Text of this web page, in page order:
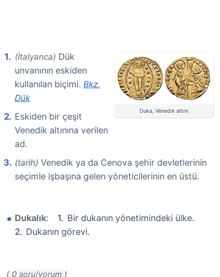
Duka, Venedik altını
(İtalyanca) Dük
unvanının eskiden
kullanılan biçimi. Bkz.
Dük
Eskiden bir çeşit
Venedik altınına verilen
ad.
(tarih) Venedik ya da Cenova şehir devletlerinin
seçimle işbaşına gelen yöneticilerinin en üstü.
Dukalık:
Bir dukanın yönetimindeki ülke.
Dukanın görevi.
( 0 soru/yorum )